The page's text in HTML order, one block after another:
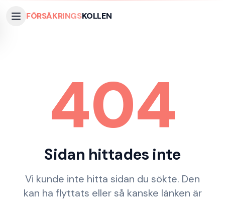
FÖRSÄKRINGSKOLLEN
404
Sidan hittades inte
Vi kunde inte hitta sidan du sökte. Den
kan ha flyttats eller så kanske länken är